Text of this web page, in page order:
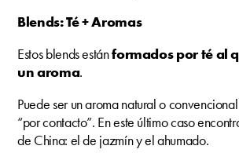
Blends: Té + Aromas
Estos blends estánformados por té al
un aroma.
Puede ser un aroma natural o
“por contacto”. En este último caso
de China: el de jazmín y el ahumado.